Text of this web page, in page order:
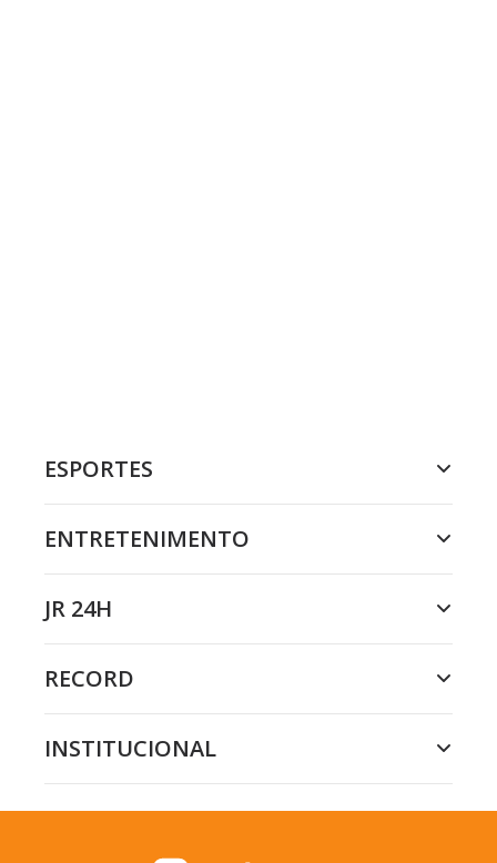
ESPORTES
ENTRETENIMENTO
JR 24H
RECORD
INSTITUCIONAL